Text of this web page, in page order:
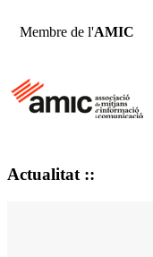
Membre de l'AMIC
Actualitat ::